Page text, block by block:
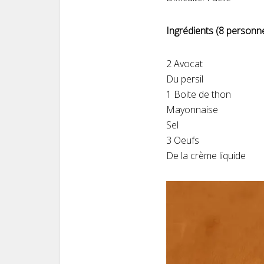
Ingrédients (8
2 Avocat
Du persil
1 Boite de thon
Mayonnaise
Sel
3 Oeufs
De la crème liquide